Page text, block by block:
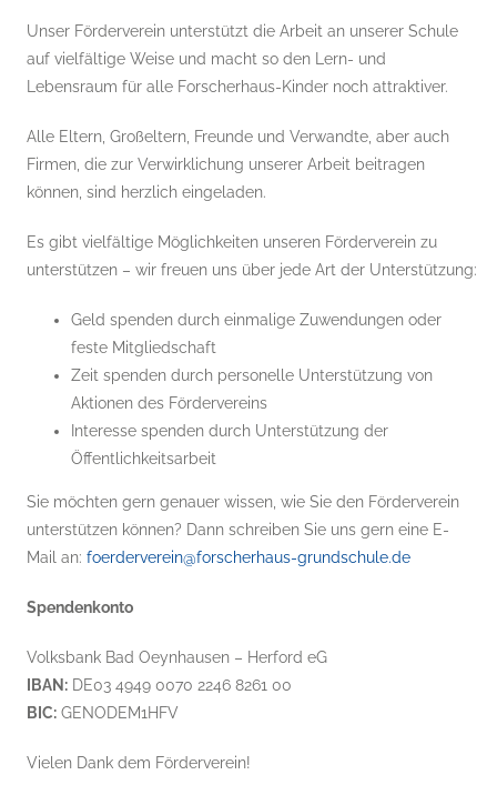
Unser Förderverein unterstützt die Arbeit an unserer Schule
auf vielfältige Weise und macht so den Lern- und
Lebensraum für alle Forscherhaus-Kinder noch attraktiver.
Alle Eltern, Großeltern, Freunde und Verwandte, aber auch
Firmen, die zur Verwirklichung unserer Arbeit beitragen
können, sind herzlich eingeladen.
Es gibt vielfältige Möglichkeiten unseren Förderverein zu
unterstützen – wir freuen uns über jede Art der Unterstützung:
Geld spenden durch einmalige Zuwendungen oder
feste Mitgliedschaft
Zeit spenden durch personelle Unterstützung von
Aktionen des Fördervereins
Interesse spenden durch Unterstützung der
Öffentlichkeitsarbeit
Sie möchten gern genauer wissen, wie Sie den Förderverein
unterstützen können? Dann schreiben Sie uns gern eine E-
Mail an:foerderverein@forscherhaus-grundschule.de
Spendenkonto
Volksbank Bad Oeynhausen – Herford eG
IBAN: DE03 4949 0070 2246 8261 00
BIC: GENODEM1HFV
Vielen Dank dem Förderverein!